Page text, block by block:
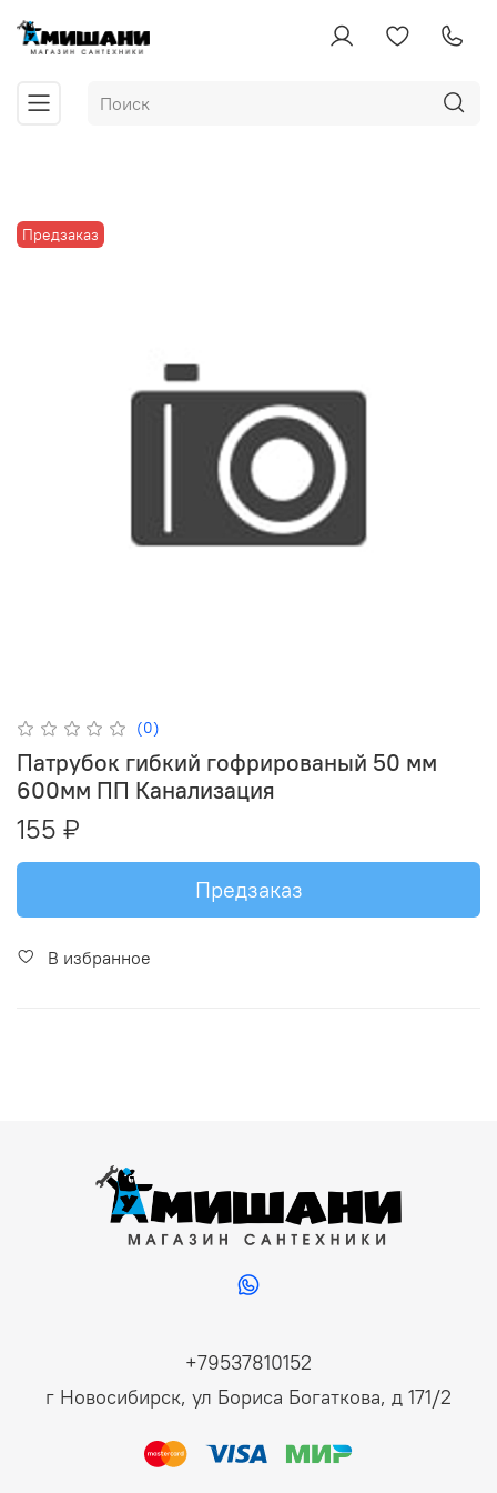
Предзаказ
(0)
Патрубок гибкий гофрированый 50 мм
600мм ПП Канализация
155 ₽
Предзаказ
В избранное
+79537810152
г Новосибирск, ул Бориса Богаткова, д 171/2